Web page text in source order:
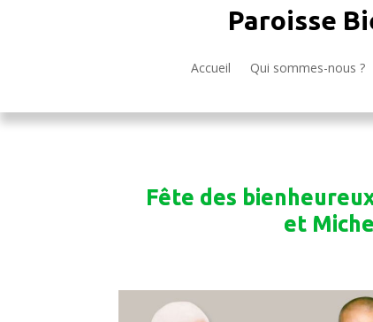
Paroisse
Accueil Qui sommes-nous ?
Fête des
et